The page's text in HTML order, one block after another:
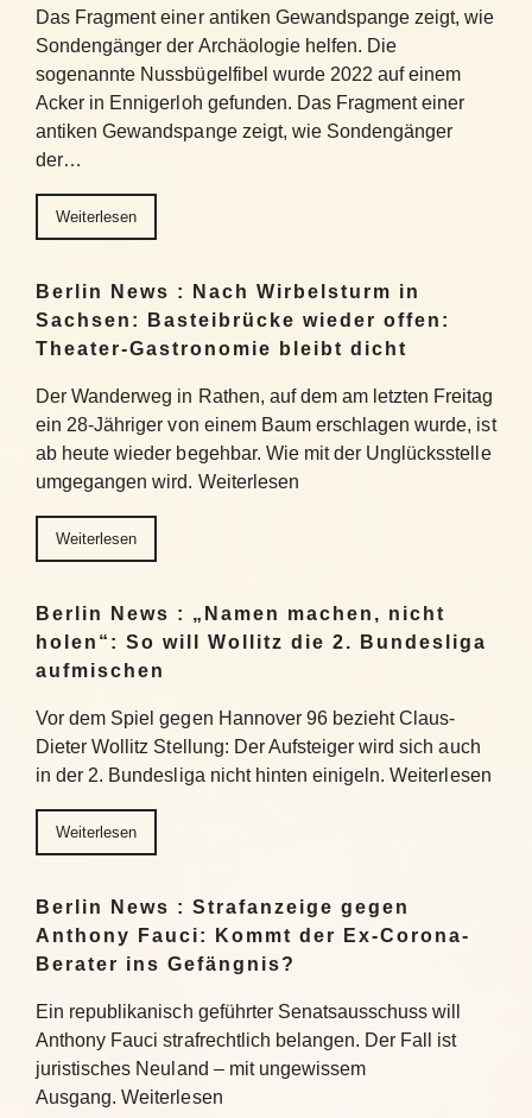
Das Fragment einer antiken Gewandspange zeigt, wie
Sondengänger der Archäologie helfen. Die
sogenannte Nussbügelfibel wurde 2022 auf einem
Acker in Ennigerloh gefunden. Das Fragment einer
antiken Gewandspange zeigt, wie Sondengänger
der…
Weiterlesen
Berlin News : Nach Wirbelsturm in
Sachsen: Basteibrücke wieder offen:
Theater-Gastronomie bleibt dicht
Der Wanderweg in Rathen, auf dem am letzten Freitag
ein 28-Jähriger von einem Baum erschlagen wurde, ist
ab heute wieder begehbar. Wie mit der Unglücksstelle
umgegangen wird. Weiterlesen
Weiterlesen
Berlin News : „Namen machen, nicht
holen“: So will Wollitz die 2. Bundesliga
aufmischen
Vor dem Spiel gegen Hannover 96 bezieht Claus-
Dieter Wollitz Stellung: Der Aufsteiger wird sich auch
in der 2. Bundesliga nicht hinten einigeln. Weiterlesen
Weiterlesen
Berlin News : Strafanzeige gegen
Anthony Fauci: Kommt der Ex-Corona-
Berater ins Gefängnis?
Ein republikanisch geführter Senatsausschuss will
Anthony Fauci strafrechtlich belangen. Der Fall ist
juristisches Neuland – mit ungewissem
Ausgang. Weiterlesen